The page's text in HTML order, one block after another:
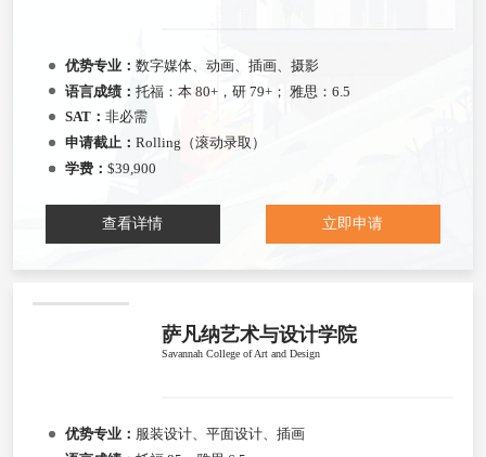
优势专业： 数字媒体、动画、插画、摄影
语言成绩： 托福：本 80+，研 79+； 雅思：6.5
SAT： 非必需
申请截止： Rolling（滚动录取）
学费： $39,900
查看详情 立即申请
萨凡纳艺术与设计学院
Savannah College of Art and Design
优势专业： 服装设计、平面设计、插画